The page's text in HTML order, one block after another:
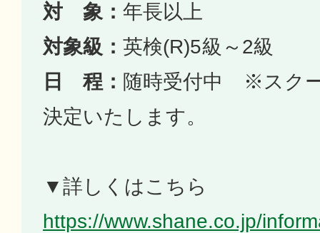
対 象：年長以上
対象級：英検(R)5級～2級
日 程： 随時受付中 ※スク
決定いたします。
▼詳しくはこちら
https://www.shane.co.jp/